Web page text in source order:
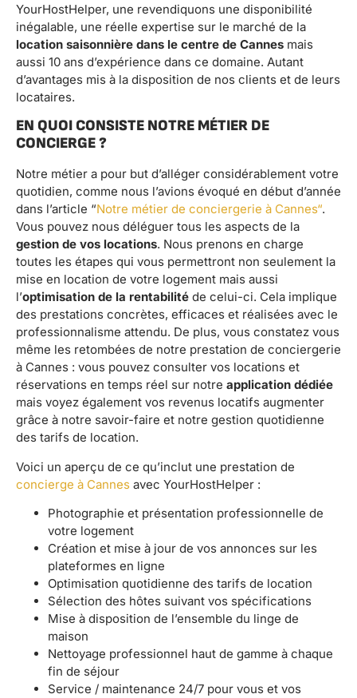
YourHostHelper, une revendiquons une disponibilité
inégalable, une réelle expertise sur le marché de la
location saisonnière dans le centre de Cannes mais
aussi 10 ans d’expérience dans ce domaine. Autant
d’avantages mis à la disposition de nos clients et de leurs
locataires.
EN QUOI CONSISTE NOTRE MÉTIER DE
CONCIERGE ?
Notre métier a pour but d’alléger considérablement votre
quotidien, comme nous l’avions évoqué en début d’année
dans l’article “Notre métier de conciergerie à Cannes“.
Vous pouvez nous déléguer tous les aspects de la
gestion de vos locations. Nous prenons en charge
toutes les étapes qui vous permettront non seulement la
mise en location de votre logement mais aussi
l’optimisation de la rentabilité de celui-ci. Cela implique
des prestations concrètes, efficaces et réalisées avec le
professionnalisme attendu. De plus, vous constatez vous
même les retombées de notre prestation de conciergerie
à Cannes : vous pouvez consulter vos locations et
réservations en temps réel sur notre application dédiée
mais voyez également vos revenus locatifs augmenter
grâce à notre savoir-faire et notre gestion quotidienne
des tarifs de location.
Voici un aperçu de ce qu’inclut une prestation de
concierge à Cannes avec YourHostHelper :
Photographie et présentation professionnelle de
votre logement
Création et mise à jour de vos annonces sur les
plateformes en ligne
Optimisation quotidienne des tarifs de location
Sélection des hôtes suivant vos spécifications
Mise à disposition de l’ensemble du linge de
maison
Nettoyage professionnel haut de gamme à chaque
fin de séjour
Service / maintenance 24/7 pour vous et vos